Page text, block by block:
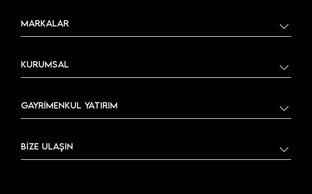
MARKALAR
KURUMSAL
GAYRİMENKUL YATIRIM
BİZE ULAŞIN